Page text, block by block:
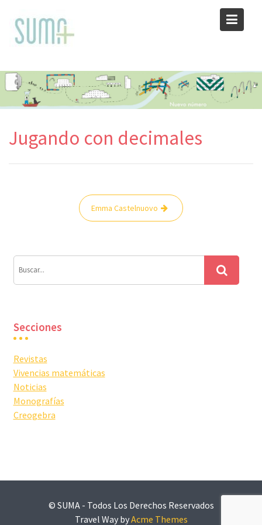
content
Jugando con decimales
Navegación
Emma Castelnuovo
Secciones
Revistas
Vivencias matemáticas
Noticias
Monografías
Creogebra
© SUMA - Todos Los Derechos Reservados
Travel Way byAcme Themes